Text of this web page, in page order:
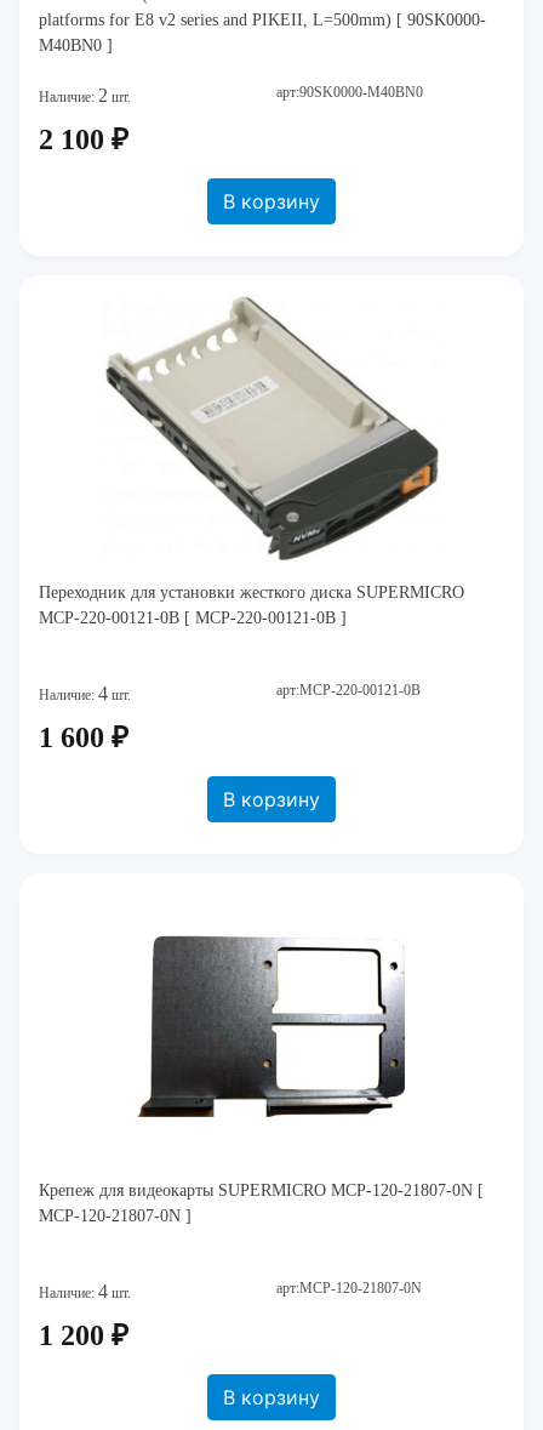
platforms for E8 v2 series and PIKEII, L=500mm) [ 90SK0000-
M40BN0 ]
Наличие: 2 шт. арт:90SK0000-M40BN0
2 100 ₽
В корзину
Переходник для установки жесткого диска SUPERMICRO
MCP-220-00121-0B [ MCP-220-00121-0B ]
Наличие: 4 шт. арт:MCP-220-00121-0B
1 600 ₽
В корзину
Крепеж для видеокарты SUPERMICRO MCP-120-21807-0N [
MCP-120-21807-0N ]
Наличие: 4 шт. арт:MCP-120-21807-0N
1 200 ₽
В корзину